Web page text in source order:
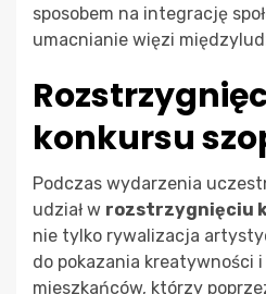
sposobem na integrację
umacnianie więzi
konkursu
Podczas wydarzenia
udział w rozstrzygnięciu
nie tylko rywalizacja
do pokazania kreatywności
mieszkańców, którzy